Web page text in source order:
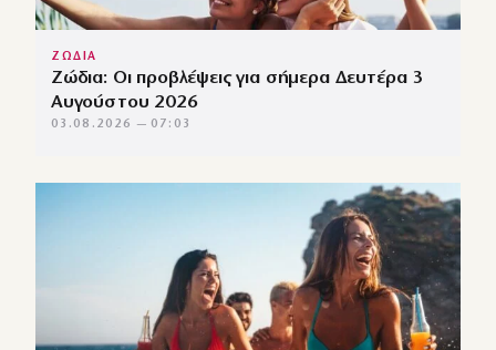
ΖΩΔΙΑ
Ζώδια: Οι προβλέψεις για σήμερα Δευτέρα 3
Αυγούστου 2026
03.08.2026 — 07:03